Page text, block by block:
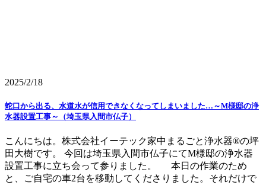
2025/2/18
蛇口から出る、水道水が信用できなくなってしまいました…～M様邸の浄
水器設置工事～（埼玉県入間市仏子）
こんにちは。株式会社イーテック家中まるごと浄水器®の坪
田大樹です。 今回は埼玉県入間市仏子にてM様邸の浄水器
設置工事に立ち会って参りました。 本日の作業のため
と、ご自宅の車2台を移動してくださりました。それだけで